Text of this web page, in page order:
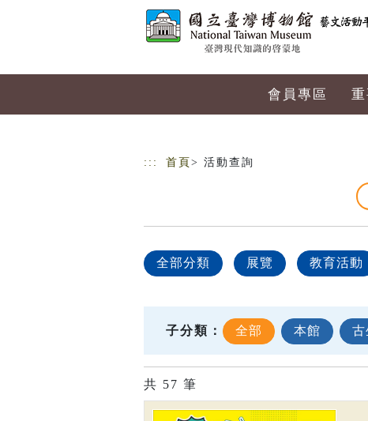
會員專區
::: 首頁 > 活動查詢
全部分類 展覽 教育活動
子分類： 全部 本館 古
共 57 筆